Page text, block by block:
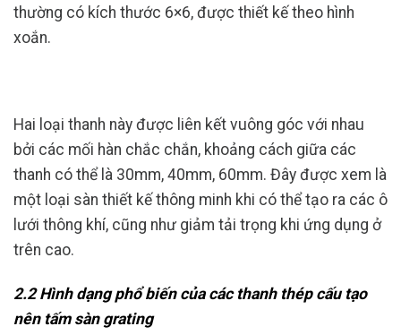
thường có kích thước 6×6, được thiết kế theo hình
xoắn.
Hai loại thanh này được liên kết vuông góc với nhau
bởi các mối hàn chắc chắn, khoảng cách giữa các
thanh có thể là 30mm, 40mm, 60mm. Đây được xem là
một loại sàn thiết kế thông minh khi có thể tạo ra các ô
lưới thông khí, cũng như giảm tải trọng khi ứng dụng ở
trên cao.
2.2 Hình dạng phổ biến của các thanh thép cấu tạo
nên tấm sàn grating